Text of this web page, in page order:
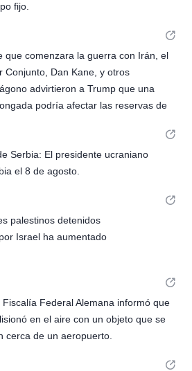
fijo.
que comenzara la guerra con Irán, el
Conjunto, Dan Kane, y otros
advirtieron a Trump que una
podría afectar las reservas de
con los informes sobre el
de estas municiones.
Serbia: El presidente ucraniano
el 8 de agosto.
palestinos detenidos
Israel ha aumentado
Federal Alemana informó que
en el aire con un objeto que se
cerca de un aeropuerto.